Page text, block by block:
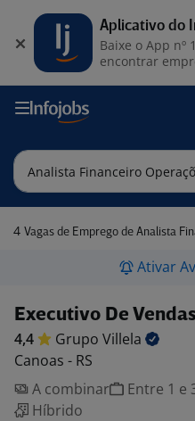
4 Vagas de Emprego de Analista Financeiro
Ativar
Executivo De
4,4 Grupo Villela
Canoas - RS
A combinar
Entre 1 e
Híbrido
Aplicativo do
Baixe o App nº
encontrar